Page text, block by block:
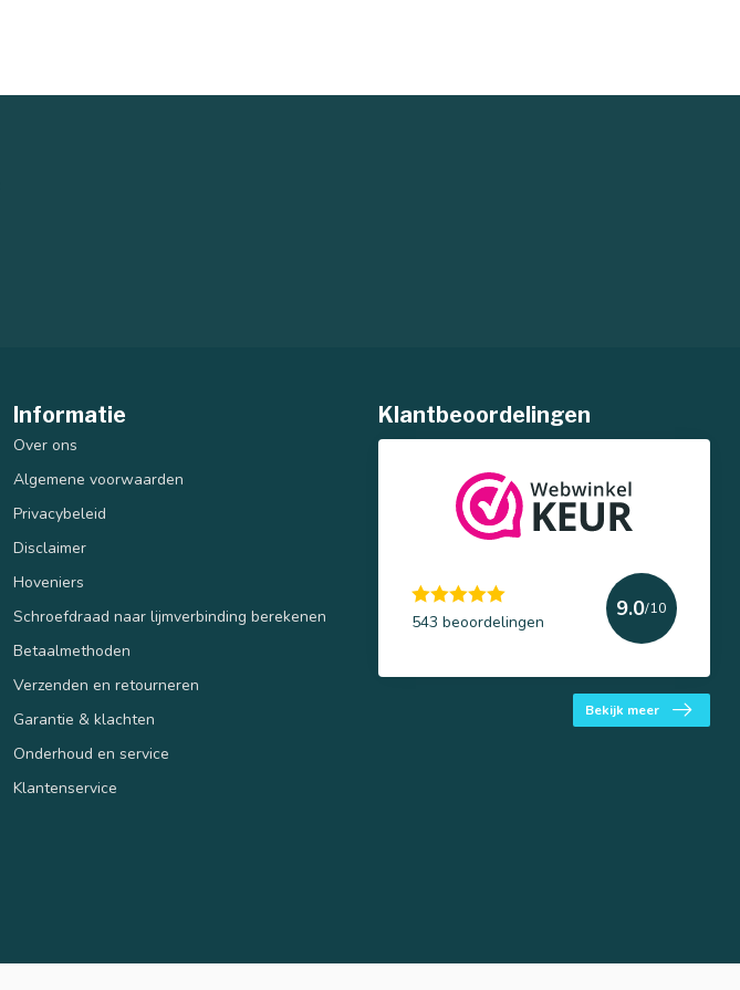
Informatie
Over ons
Algemene voorwaarden
Privacybeleid
Disclaimer
Hoveniers
Schroefdraad naar lijmverbinding berekenen
Betaalmethoden
Verzenden en retourneren
Garantie & klachten
Onderhoud en service
Klantenservice
Klantbeoordelingen
543 beoordelingen
9.0/10
Bekijk meer